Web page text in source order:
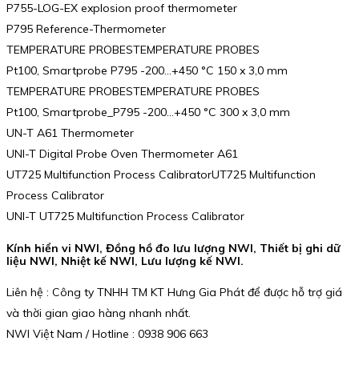
P755-LOG-EX explosion proof thermometer
P795 Reference-Thermometer
TEMPERATURE PROBESTEMPERATURE PROBES
Pt100, Smartprobe P795 -200…+450 °C 150 x 3,0 mm
TEMPERATURE PROBESTEMPERATURE PROBES
Pt100, Smartprobe_P795 -200…+450 °C 300 x 3,0 mm
UN-T A61 Thermometer
UNI-T Digital Probe Oven Thermometer A61
UT725 Multifunction Process CalibratorUT725 Multifunction
Process Calibrator
UNI-T UT725 Multifunction Process Calibrator
Kính hiển vi NWI, Đồng hồ đo lưu lượng NWI, Thiết bị ghi dữ
liệu NWI, Nhiệt kế NWI, Lưu lượng kế NWI.
Liên hệ : Công ty TNHH TM KT Hưng Gia Phát để được hỗ trợ giá
và thời gian giao hàng nhanh nhất.
NWI Việt Nam / Hotline : 0938 906 663